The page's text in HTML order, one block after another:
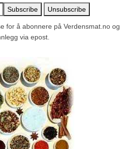
for å abonnere på Verdensmat.no og
via epost.